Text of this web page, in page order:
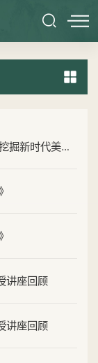
讲座预告│ 美而中国——深入挖掘新时代美术设计作品的育人价值
讲座回顾
讲座回顾